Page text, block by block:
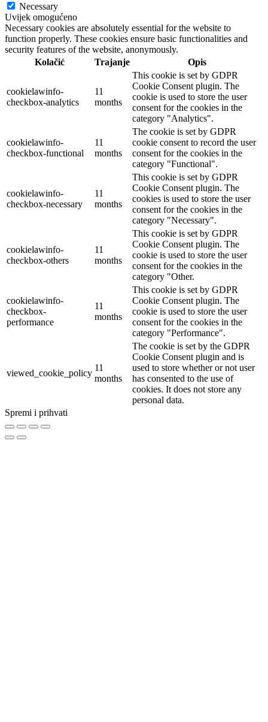
Necessary
Uvijek omogućeno
Necessary cookies are absolutely essential for the website to
function properly. These cookies ensure basic functionalities and
security features of the website, anonymously.
Kolačić
Trajanje Opis
cookielawinfo-
checkbox-analytics
11
months
This cookie is set by GDPR
Cookie Consent plugin. The
cookie is used to store the user
consent for the cookies in the
category "Analytics".
cookielawinfo-
checkbox-functional
11
months
The cookie is set by GDPR
cookie consent to record the user
consent for the cookies in the
category "Functional".
cookielawinfo-
checkbox-necessary
11
months
This cookie is set by GDPR
Cookie Consent plugin. The
cookies is used to store the user
consent for the cookies in the
category "Necessary".
cookielawinfo-
checkbox-others
11
months
This cookie is set by GDPR
Cookie Consent plugin. The
cookie is used to store the user
consent for the cookies in the
category "Other.
cookielawinfo-
checkbox-
performance
11
months
This cookie is set by GDPR
Cookie Consent plugin. The
cookie is used to store the user
consent for the cookies in the
category "Performance".
viewed_cookie_policy
11
months
The cookie is set by the GDPR
Cookie Consent plugin and is
used to store whether or not user
has consented to the use of
cookies. It does not store any
personal data.
Spremi i prihvati